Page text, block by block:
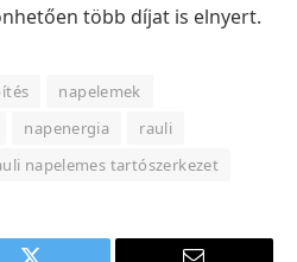
több díjat is elnyert.
napelemek
napenergia
rauli
napelemes tartószerkezet